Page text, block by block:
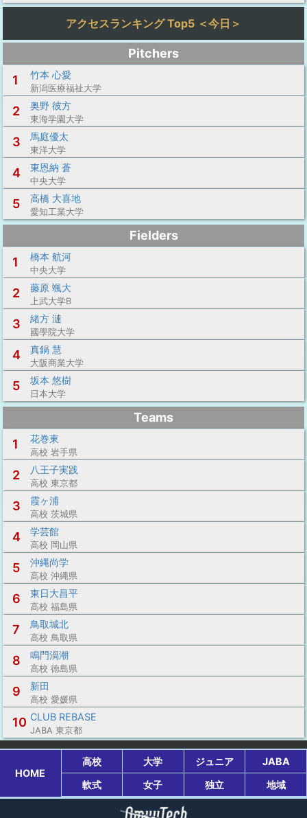
アクセスランキング Top5 ＜今日＞
Pitchers
1
竹本 心愛
新潟医療福祉大学
2 奥野 彼方
東海学園大学
3 馬庭優太
東洋大学
4 東恩納 蒼
中央大学
5 高橋 大喜地
愛知工業大学
Fielders
1
橋本 航河
中央大学
2 藤原 颯大
上武大学B
3 緒方 漣
國學院大学
4 真鍋 慧
大阪商業大学
5 坂本 悠樹
日本大学
Teams
1
花巻東
高校 岩手県
2 八王子実践
高校 東京都
3 霞ヶ浦
高校 茨城県
4 学芸館
高校 岡山県
5 沖縄尚学
高校 沖縄県
6 東日大昌平
高校 福島県
7 鳥取城北
高校 鳥取県
8 鳴門渦潮
高校 徳島県
9 新田
高校 愛媛県
10 CLUB REBASE
JABA 東京都
HOME
高校 大学 ジュニア
JABA
軟式
女子 独立 地域